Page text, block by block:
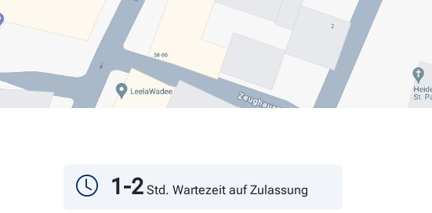
1-2 Std. Wartezeit auf Zulassung